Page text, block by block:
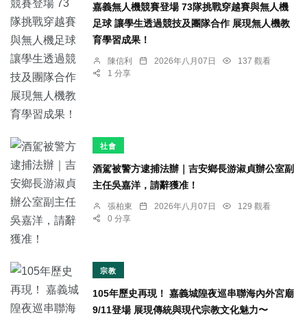
嘉義無人機競賽登場 73隊挑戰穿越賽與無人機
足球 讓學生透過競技及團隊合作 展現無人機教
育學習成果！
陳信利 2026年八月07日
137 觀看
1 分享
社會
酒駕被警方逮捕法辦｜吉安鄉長游淑貞辦公室副
主任吳嘉洋，請辭獲准！
張柏東 2026年八月07日
129 觀看
0 分享
宗教
105年歷史再現！ 嘉義城隍夜巡串聯海內外宮廟
9/11登場 展現傳統與現代宗教文化魅力〜